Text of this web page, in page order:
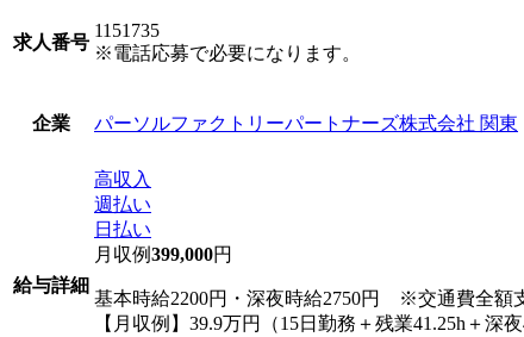
求人番号
1151735
※電話応募で必要になります。
企業 パーソルファクトリーパートナーズ株式会社 関東
給与詳細
高収入
週払い
日払い
月収例399,000円
基本時給2200円・深夜時給2750円 ※交通費全額
【月収例】39.9万円（15日勤務＋残業41.25h＋深夜